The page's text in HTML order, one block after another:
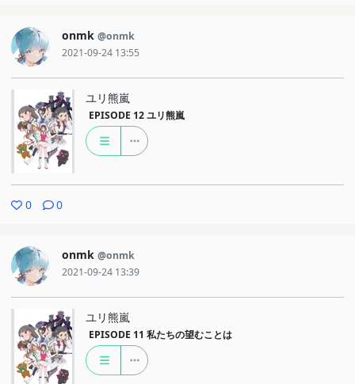
onmk @onmk
2021-09-24 13:55
ユリ熊嵐
EPISODE 12 ユリ熊嵐
0 0
onmk @onmk
2021-09-24 13:39
ユリ熊嵐
EPISODE 11 私たちの望むことは